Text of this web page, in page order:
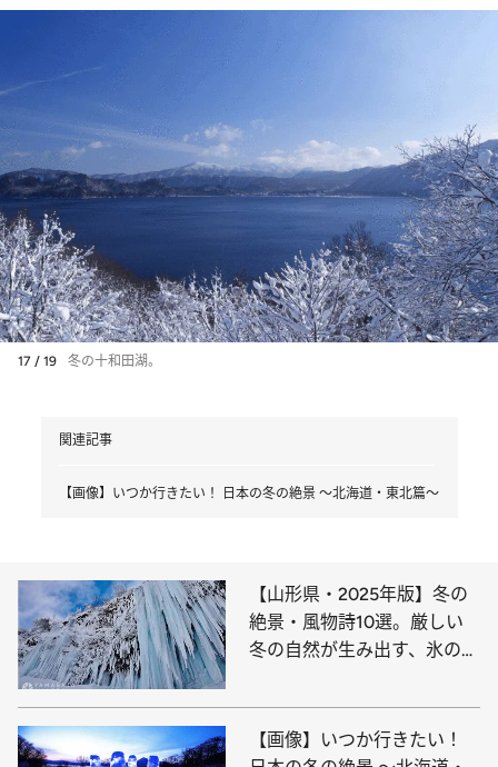
17 / 19 冬の十和田湖。
関連記事
【画像】いつか行きたい！ 日本の冬の絶景 ～北海道・東北篇～
【山形県・2025年版】冬の
絶景・風物詩10選。厳しい
冬の自然が生み出す、氷の芸
【画像】いつか行きたい！